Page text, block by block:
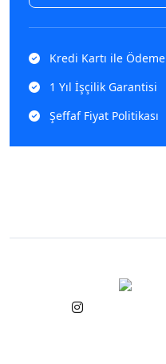
Kredi Kartı ile Ödeme
1 Yıl İşçilik Garantisi
Şeffaf Fiyat Politikası